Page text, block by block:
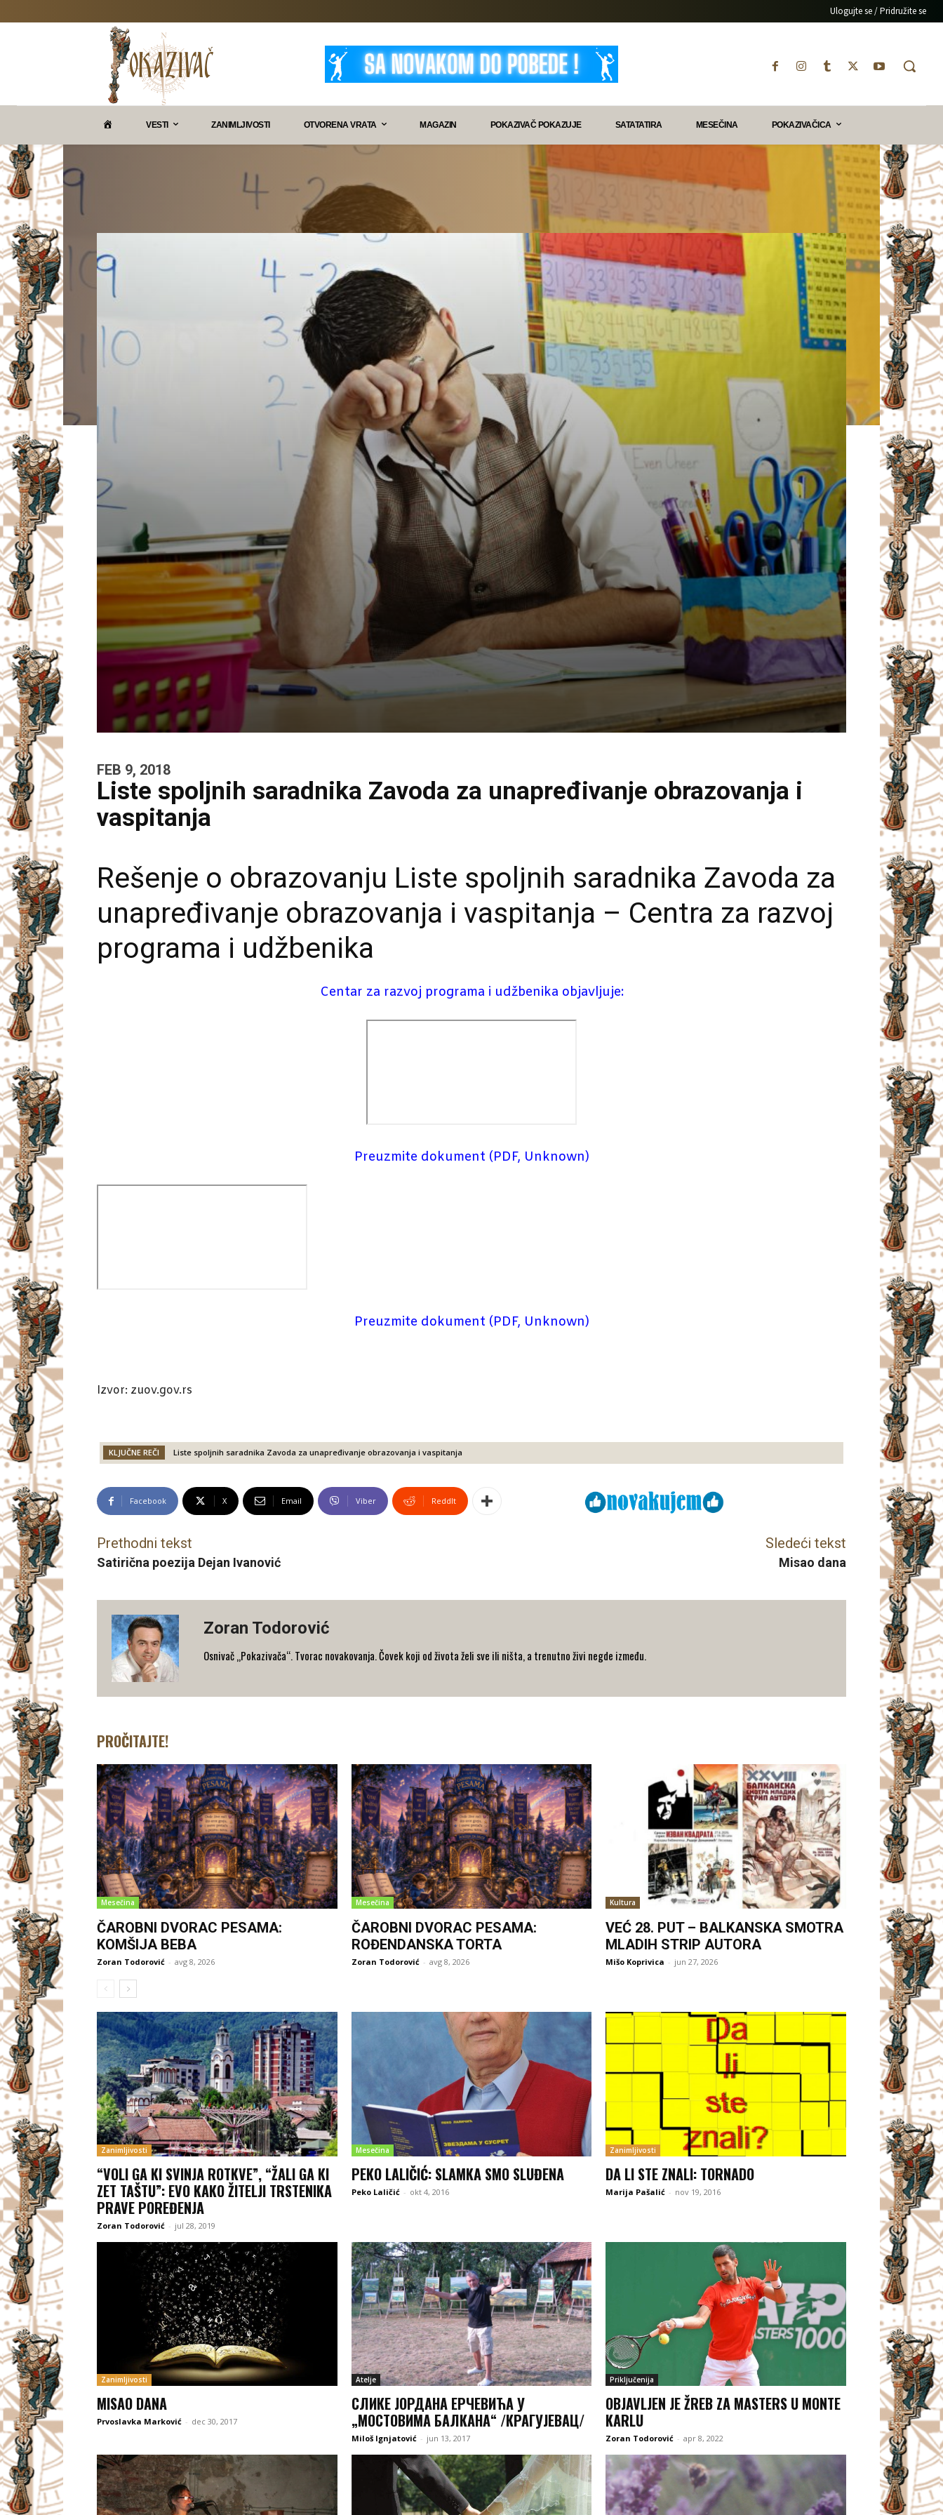
Ulogujte se / Pridružite se
V
VESTI ZANIMLJIVOSTI OTVORENA VRATA MAGAZIN POKAZIVAČ POKAZUJE SATATATIRA MESEČINA POKAZIVAČICA
FEB 9, 2018
Liste spoljnih saradnika Zavoda za unapređivanje obrazovanja i
vaspitanja
Rešenje o obrazovanju Liste spoljnih saradnika Zavoda za
unapređivanje obrazovanja i vaspitanja – Centra za razvoj
programa i udžbenika
Centar za razvoj programa i udžbenika objavljuje:
Preuzmite dokument (PDF, Unknown)
Preuzmite dokument (PDF, Unknown)
Izvor: zuov.gov.rs
KLJUČNE REČI Liste spoljnih saradnika Zavoda za unapređivanje obrazovanja i vaspitanja
Facebook X Email Viber ReddIt
Prethodni tekst
Satirična poezija Dejan Ivanović
Sledeći tekst
Misao dana
Zoran Todorović
Osnivač „Pokazivača“. Tvorac novakovanja. Čovek koji od života želi sve ili ništa, a trenutno živi negde između.
PROČITAJTE!
Mesečina
ČAROBNI DVORAC PESAMA:
KOMŠIJA BEBA
Zoran Todorović - avg 8, 2026
Mesečina
ČAROBNI DVORAC PESAMA:
ROĐENDANSKA TORTA
Zoran Todorović - avg 8, 2026
Kultura
VEĆ 28. PUT – BALKANSKA SMOTRA
MLADIH STRIP AUTORA
Mišo Koprivica - jun 27, 2026
Zanimljivosti
“VOLI GA KI SVINJA ROTKVE”, “ŽALI GA KI
ZET TAŠTU”: EVO KAKO ŽITELJI TRSTENIKA
PRAVE POREĐENJA
Zoran Todorović - jul 28, 2019
Mesečina
PEKO LALIČIĆ: SLAMKA SMO SLUĐENA
Peko Laličić - okt 4, 2016
Zanimljivosti
DA LI STE ZNALI: TORNADO
Marija Pašalić - nov 19, 2016
Zanimljivosti
MISAO DANA
Prvoslavka Marković - dec 30, 2017
Atelje
СЛИКЕ ЈОРДАНА ЕРЧЕВИЋА У
„МОСТОВИМА БАЛКАНА“ /КРАГУЈЕВАЦ/
Miloš Ignjatović - jun 13, 2017
Priključenija
OBJAVLJEN JE ŽREB ZA MASTERS U MONTE
KARLU
Zoran Todorović - apr 8, 2022